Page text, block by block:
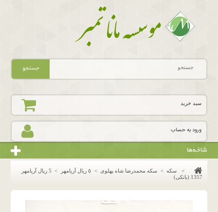
ورود به حساب
سبد خرید
جستجو
شاخه‌ها
> سکه > سکه محمدرضا شاه پهلوی > ٥ ريال آريامهر >
5 ریال آریامهر
1357 (بانکی)